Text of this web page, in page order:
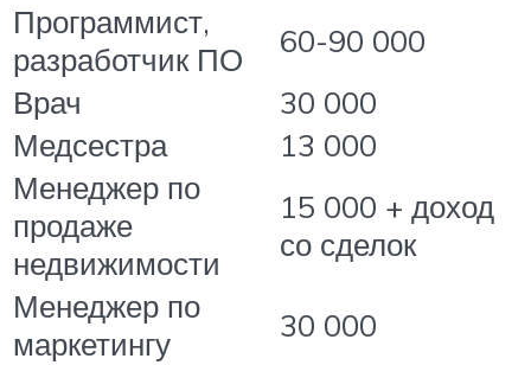
Программист,
разработчик ПО
60-90 000
Врач
30 000
Медсестра
13 000
Менеджер по
продаже
недвижимости
15 000 + доход
со сделок
Менеджер по
маркетингу
30 000